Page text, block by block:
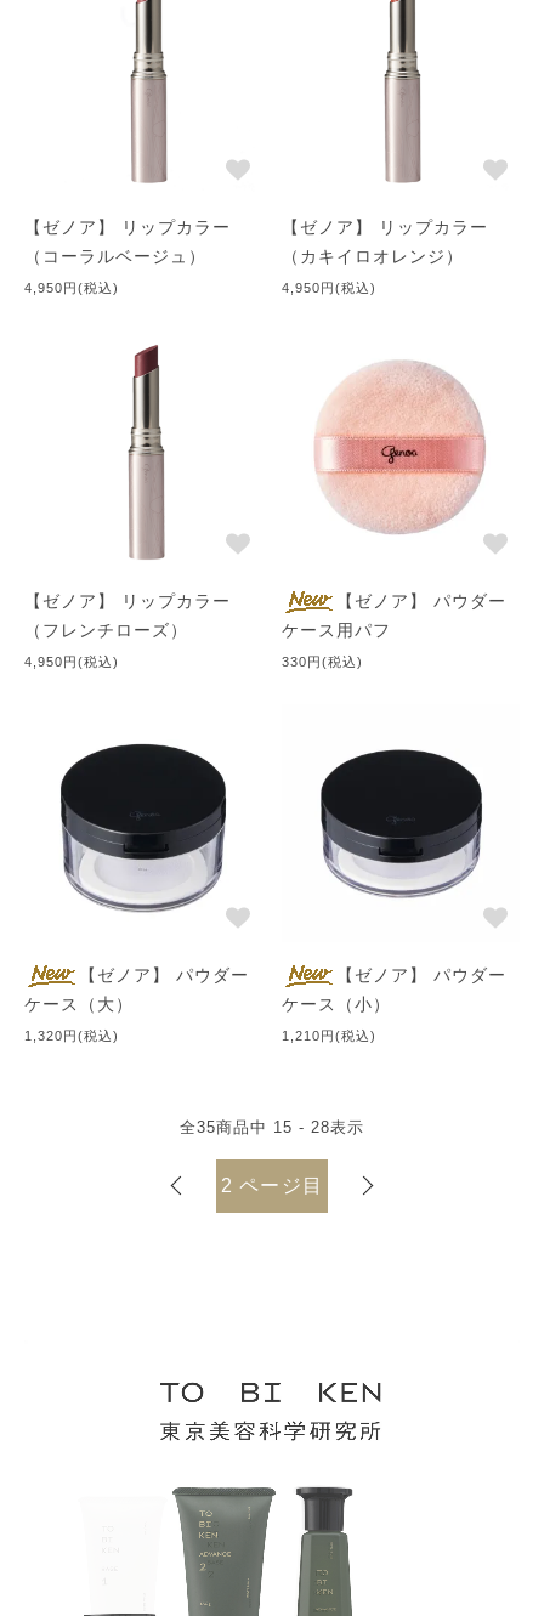
【ゼノア】 リップカラー
（コーラルベージュ）
4,950円(税込)
【ゼノア】 リップカラー
（カキイロオレンジ）
4,950円(税込)
【ゼノア】 リップカラー
（フレンチローズ）
4,950円(税込)
【ゼノア】 パウダー
ケース用パフ
330円(税込)
【ゼノア】 パウダー
ケース（大）
1,320円(税込)
【ゼノア】 パウダー
ケース（小）
1,210円(税込)
全35商品中 15 - 28表示
2ページ目